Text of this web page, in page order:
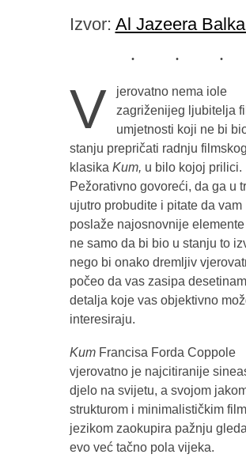
Izvor: Al Jazeera
V
jerovatno nema iole
zagriženijeg ljubitelja
umjetnosti koji ne bi
stanju prepričati radnju filmskog
klasika Kum, u bilo kojoj prilici.
Pežorativno govoreći, da ga u
ujutro probudite i pitate da vam
poslaže najosnovnije
ne samo da bi bio u stanju to
nego bi onako dremljiv
počeo da vas zasipa
detalja koje vas objektivno
interesiraju.
KumFrancisa Forda Coppole
vjerovatno je najcitiranije
djelo na svijetu, a svojom
strukturom i minimalističkim
jezikom zaokupira pažnju
evo već tačno pola vijeka.